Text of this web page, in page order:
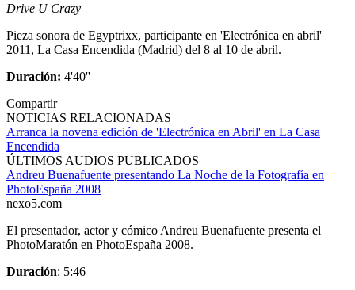
Drive U Crazy
Pieza sonora de Egyptrixx, participante en 'Electrónica en abril'
2011, La Casa Encendida (Madrid) del 8 al 10 de abril.
Duración: 4'40''
Compartir
NOTICIAS RELACIONADAS
Arranca la novena edición de 'Electrónica en Abril' en La Casa
Encendida
ÚLTIMOS AUDIOS PUBLICADOS
Andreu Buenafuente presentando La Noche de la Fotografía en
PhotoEspaña 2008
nexo5.com
El presentador, actor y cómico Andreu Buenafuente presenta el
PhotoMaratón en PhotoEspaña 2008.
Duración: 5:46